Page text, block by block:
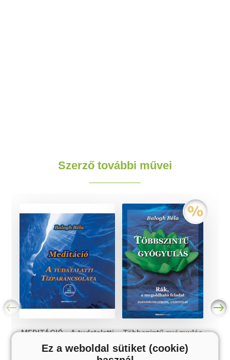
Szerző további művei
MEDITÁCIÓ - A tudatalatti
tízparancsolata
Többszintű gyógyulás
Ez a weboldal sütiket (cookie)